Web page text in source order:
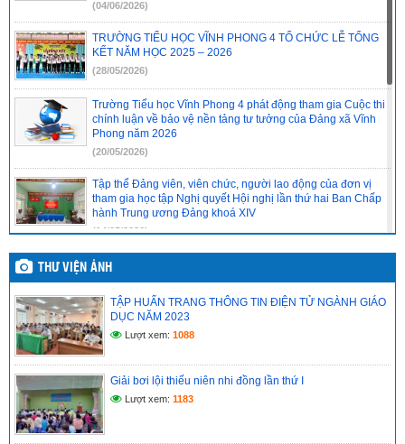
(04/06/2026)
TRƯỜNG TIỂU HỌC VĨNH PHONG 4 TỔ CHỨC LỄ TỔNG
KẾT NĂM HỌC 2025 – 2026
(28/05/2026)
Trường Tiểu học Vĩnh Phong 4 phát động tham gia Cuộc thi
chính luận về bảo vệ nền tảng tư tưởng của Đảng xã Vĩnh
Phong năm 2026
(20/05/2026)
Tập thể Đảng viên, viên chức, người lao động của đơn vị
tham gia học tập Nghị quyết Hội nghị lần thứ hai Ban Chấp
hành Trung ương Đảng khoá XIV
(14/05/2026)
Chi bộ cơ sở trường Tiểu học Vĩnh Phong 4 báo cáo kết quả
(14/05/2026)
CHI BỘ CƠ SỞ TRƯỜNG TIỂU HỌC VĨNH PHONG 4 TỔ
CHỨC HỌC TẬP, QUÁN TRIỆT NGHỊ QUYẾT HỘI NGHỊ LẦN
THỨ II BAN CHẤP HÀNH TRUNG ƯƠNG ĐẢNG KHÓA XIV
(14/05/2026)
Hồ sơ đánh giá chuẩn nghề nghiệp giáo viên năm học
2025–2026
THƯ VIỆN ẢNH
TẬP HUẤN TRANG THÔNG TIN ĐIỆN TỬ NGÀNH GIÁO
DỤC NĂM 2023
Lượt xem: 1088
Giải bơi lội thiếu niên nhi đồng lần thứ I
Lượt xem: 1183